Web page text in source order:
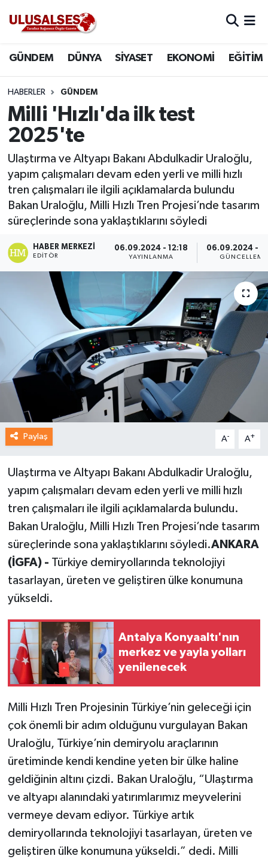
GÜNDEM DÜNYA SİYASET EKONOMİ EĞİTİM
HABERLER GÜNDEM
Milli 'Hızlı'da ilk test
2025'te
Ulaştırma ve Altyapı Bakanı Abdulkadir Uraloğlu,
yapım çalışmaları devam eden yerli ve milli hızlı
tren çalışmaları ile ilgili açıklamalarda bulundu
Bakan Uraloğlu, Milli Hızlı Tren Projesi’nde tasarım
süreçlerinde sona yaklaştıklarını söyledi
HABER MERKEZI
EDITÖR
06.09.2024 - 12:18
YAYINLANMA
06.09.2024 -
GÜNCELLEME
Paylaş A- A+
Ulaştırma ve Altyapı Bakanı Abdulkadir Uraloğlu,
yapım çalışmaları devam eden yerli ve milli hızlı
tren çalışmaları ile ilgili açıklamalarda bulundu.
Bakan Uraloğlu, Milli Hızlı Tren Projesi’nde tasarım
süreçlerinde sona yaklaştıklarını söyledi.ANKARA
(İGFA) - Türkiye demiryollarında teknolojiyi
tasarlayan, üreten ve geliştiren ülke konumuna
yükseldi.
Antalya Konyaaltı'nın
merkez ve yayla yolları
yenilenecek
Milli Hızlı Tren Projesinin Türkiye’nin geleceği için
çok önemli bir adım olduğunu vurgulayan Bakan
Uraloğlu, Türkiye’nin demiryolu araçlarının
üretiminde kendi kendine yeten bir ülke haline
geldiğinin altını çizdi. Bakan Uraloğlu, “Ulaştırma
ve altyapı alanındaki yatırımlarımız meyvelerini
vermeye devam ediyor. Türkiye artık
demiryollarında teknolojiyi tasarlayan, üreten ve
geliştiren ülke konumuna yükseldi.” dedi. Milli
DÜNYA
SİYASET
EKONOMİ
EĞİTİM
SAĞLIK
MAGAZİN
SPOR
Trafik Durumu
Süper Lig Puan Durumu ve Fikstür
Tüm Manşetler
Son Dakika Haberleri
Haber Arşivi